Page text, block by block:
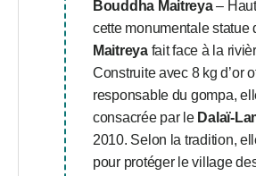
Bouddha Maitreya–
cette monumentale statue
Maitreyafait face à la
Construite avec 8 kg d’or
responsable du gompa,
consacrée par le Dalaï-
2010. Selon la tradition,
pour protéger le village